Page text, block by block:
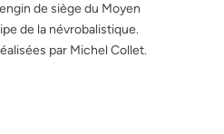
de siège du Moyen
de la névrobalistique.
par Michel Collet.